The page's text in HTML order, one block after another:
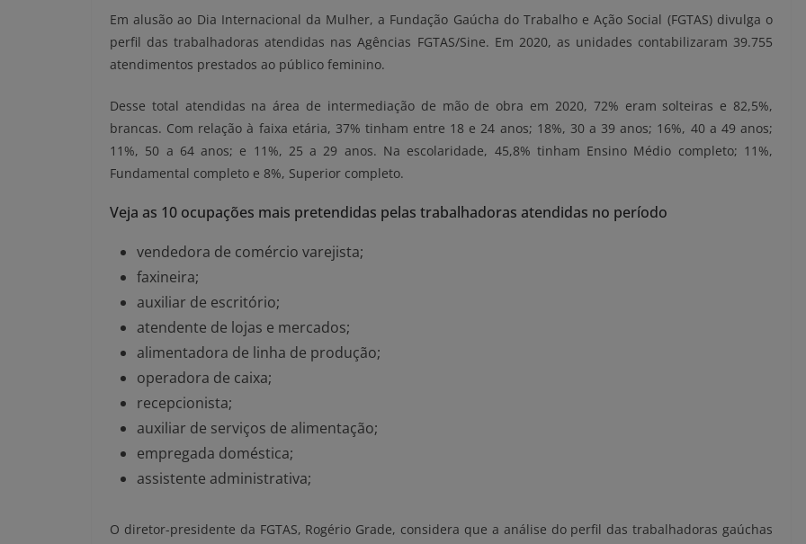
Em alusão ao Dia Internacional da Mulher, a Fundação Gaúcha do Trabalho e Ação Social (FGTAS) divulga o
perfil das trabalhadoras atendidas nas Agências FGTAS/Sine. Em 2020, as unidades contabilizaram 39.755
atendimentos prestados ao público feminino.
Desse total atendidas na área de intermediação de mão de obra em 2020, 72% eram solteiras e 82,5%,
brancas. Com relação à faixa etária, 37% tinham entre 18 e 24 anos; 18%, 30 a 39 anos; 16%, 40 a 49 anos;
11%, 50 a 64 anos; e 11%, 25 a 29 anos. Na escolaridade, 45,8% tinham Ensino Médio completo; 11%,
Fundamental completo e 8%, Superior completo.
Veja as 10 ocupações mais pretendidas pelas trabalhadoras atendidas no período
vendedora de comércio varejista;
faxineira;
auxiliar de escritório;
atendente de lojas e mercados;
alimentadora de linha de produção;
operadora de caixa;
recepcionista;
auxiliar de serviços de alimentação;
empregada doméstica;
assistente administrativa;
O diretor-presidente da FGTAS, Rogério Grade, considera que a análise do perfil das trabalhadoras gaúchas